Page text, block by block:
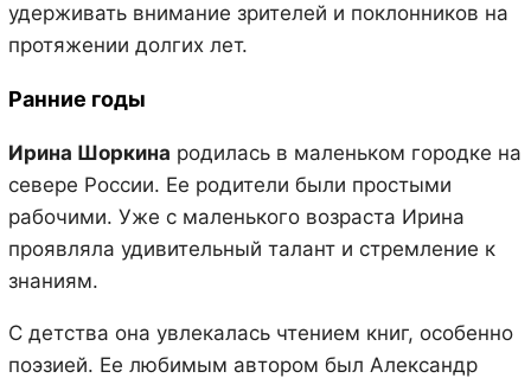
удерживать внимание зрителей и поклонников на
протяжении долгих лет.
Ранние годы
Ирина Шоркина родилась в маленьком городке на
севере России. Ее родители были простыми
рабочими. Уже с маленького возраста Ирина
проявляла удивительный талант и стремление к
знаниям.
С детства она увлекалась чтением книг, особенно
поэзией. Ее любимым автором был Александр